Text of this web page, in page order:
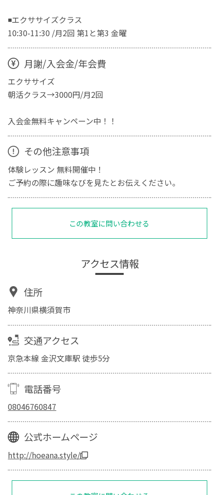
◾️エクササイズクラス
10:30-11:30 /月2回 第1と第3 金曜
月謝/入会金/年会費
エクササイズ
朝活クラス→3000円/月2回
入会金無料キャンペーン中！！
その他注意事項
体験レッスン 無料開催中！
ご予約の際に趣味なびを見たとお伝えください。
この教室に問い合わせる
アクセス情報
住所
神奈川県横須賀市
交通アクセス
京急本線 金沢文庫駅 徒歩5分
電話番号
08046760847
公式ホームページ
http://hoeana.style/